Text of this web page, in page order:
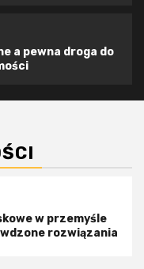
a pewna droga do
w przemyśle
rozwiązania